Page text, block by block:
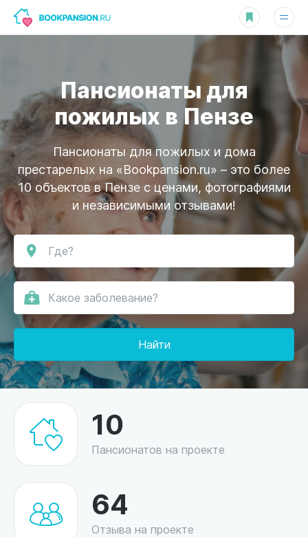
Пансионаты для
пожилых в Пензе
Пансионаты для пожилых и дома
престарелых на «Bookpansion.ru» – это более
10 объектов в Пензес ценами, фотографиями
и независимыми отзывами!
Найти
10
Пансионатов на проекте
64
Отзыва на проекте